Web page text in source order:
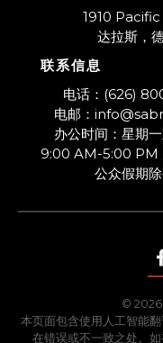
1910
达拉斯，
联系信息
电话：(626)
电邮：
办公时间：星期
9:00 AM-5:00 PM
公众假期
© 2026
本页面包含使用人工智能
在错误或不一致之处。